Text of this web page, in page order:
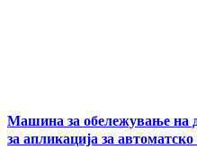
Машина за обележување на
за апликација за